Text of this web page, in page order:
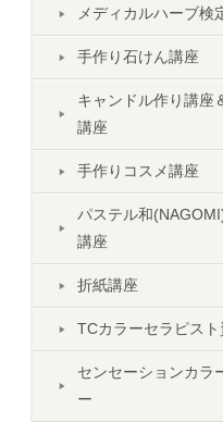
メディカルハーブ検
手作り石けん講座
キャンドル作り講座
講座
手作りコスメ講座
パステル和
講座
折紙講座
TCカラーセラピス
センセーションカラ
ー